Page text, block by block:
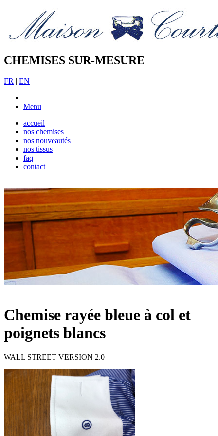
CHEMISES SUR-MESURE
FR | EN
Menu
accueil
nos chemises
nos nouveautés
nos tissus
faq
contact
Chemise rayée bleue à col et
poignets blancs
WALL STREET VERSION 2.0